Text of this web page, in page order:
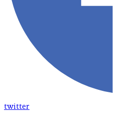
twitter